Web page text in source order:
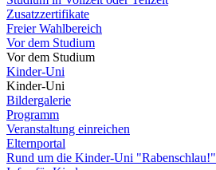
Zusatzzertifikate
Freier Wahlbereich
Vor dem Studium
Vor dem Studium
Kinder-Uni
Kinder-Uni
Bildergalerie
Programm
Veranstaltung einreichen
Elternportal
Rund um die Kinder-Uni "Rabenschlau!"